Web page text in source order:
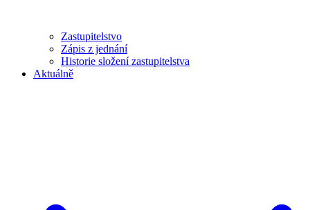
Zastupitelstvo
Zápis z jednání
Historie složení zastupitelstva
Aktuálně